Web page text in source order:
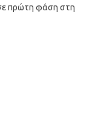
πρώτη φάση στη